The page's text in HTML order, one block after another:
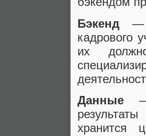
Бэкенд —
кадрового
их
Данные —
хранится